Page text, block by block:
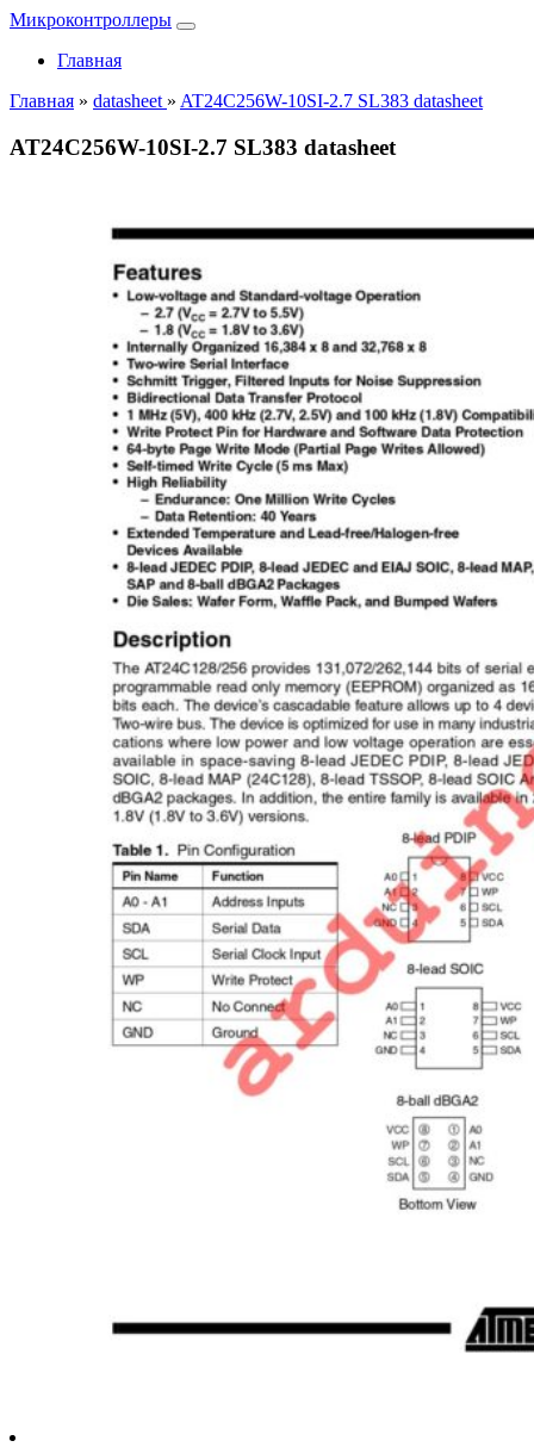
Микроконтроллеры
Главная
Главная » datasheet » AT24C256W-10SI-2.7 SL383 datasheet
AT24C256W-10SI-2.7 SL383 datasheet